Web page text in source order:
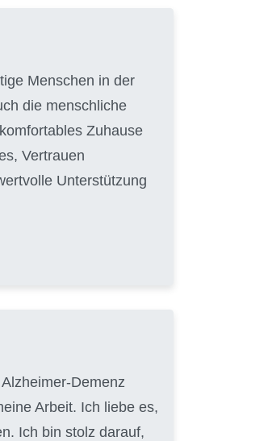
Menschen in der
die menschliche
Zuhause
Vertrauen
Unterstützung
Demenz
Arbeit. Ich liebe es,
Ich bin stolz darauf,